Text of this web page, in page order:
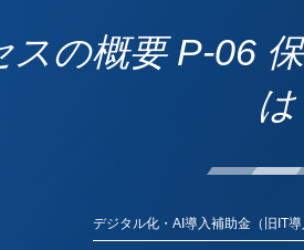
の概要 P-06
は
デジタル化・AI導入補助金（旧IT